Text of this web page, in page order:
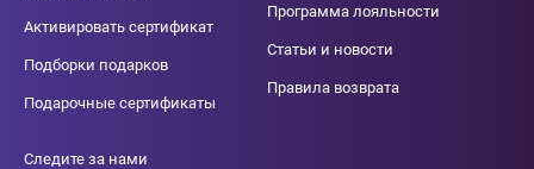
Активировать сертификат
Подборки подарков
Подарочные сертификаты
Программа лояльности
Статьи и новости
Правила возврата
Следите за нами